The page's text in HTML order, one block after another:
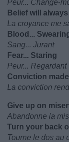
Peur... Change-
Belief will
La croyance me
Blood...
Sang... Jurant
Fear... Staring
Peur... Regardant
Conviction
La conviction
Give up on
Abandonne la
Turn your back
Tourne le dos au